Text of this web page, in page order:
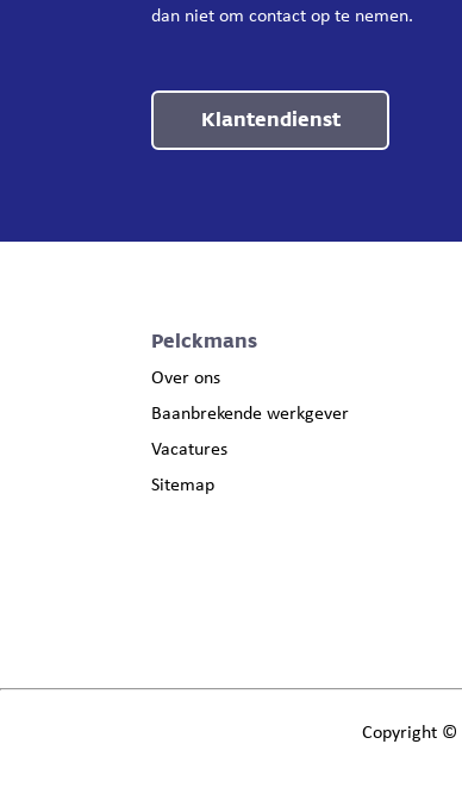
dan niet om contact op te nemen.
Klantendienst
Pelckmans
Over ons
Baanbrekende werkgever
Vacatures
Sitemap
Copyright ©